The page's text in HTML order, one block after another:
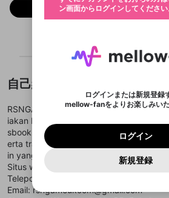
フォロー
自己紹介
RSNGAME adalah platform game
iakan beragam permainan menarik
sbook. Didukung sistem keamanan
erta transaksi cepat, RSNGAME
in yang aman dan menyenangkan.
Situs web:
https://rsngame.uk.com/
Telepon: +6281222355978
Email: rsngameukcom@gmail.com
ブロックリストに追加
キャンセル
この動画の公開は終
OK
応援している配信者にファンレタ
きます。好きなデザインを選んで
※ファンレター機能は有料サービス
ファンレターを作成
のトップに1つ固定できます。動画
ニューより設定することができます
動画プレイリストを
動画のプレイリストを一つ選択す
ることができます。
選択できるプレイリストがあ
動画プレイリストがあり
ポイントが不足し
ご確認くださ
した。 サービスを利用するには
を
確認しました
メールアドレスで新
または
Google
Yahoo! JAPAN
Appleでサインア
次にお進みください。
メールアドレスでロ
または
Google
Yahoo! JAPAN
Appleでサインイ
ログイン
ログイン
パスワードを忘れた方はこちら
アカウントをお持ちですか？アカ
ン画面からログインしてください
ログインまたは新規登録
mellow-fanをよりお楽しみいた
ログイン
新規登録
登録したメールアドレスを入力し
再設定する
入力していただいたメ
スに、パスワード再設
のでご確認ください
OK
お住まいの地域
ご登録いただいた情報はサービ
として使用いたします。
一部サービスをご利用いただく
登録が必要です。
メイン及びcs.openrec.co.jpドメ
定に含まれていないかご確認くださ
入力
セッションの有効期限
問題を選択してください
わいせつな表現
著作権の侵害
なりすまし行為
出会いを誘導する行為
報告された問題については、利用規
どうかをスタッフが確認します。
用することは、利用規約違反になり
詳しくはこちら
閉じる
Discordアカウントをお持ち
Discordアカウントを作成
Discordは第三者が提供するコミュニティ
mellow-fanとは関わりがありません。
問い合わせにはお答えすることができま
様変更により、限定コミュニティ特典の